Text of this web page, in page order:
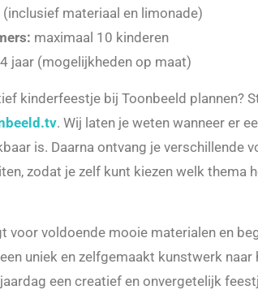
(inclusief materiaal en limonade)
maximaal 10 kinderen
jaar (mogelijkheden op maat)
kinderfeestje bij Toonbeeld plannen?
. Wij laten je weten wanneer er
is. Daarna ontvang je verschillende
zodat je zelf kunt kiezen welk thema
voor voldoende mooie materialen en
uniek en zelfgemaakt kunstwerk naar
een creatief en onvergetelijk